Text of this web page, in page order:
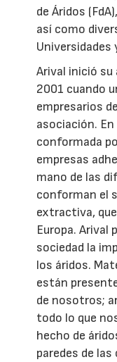
de Áridos
así como
Universidades
Arival inició su
2001 cuando
empresarios
asociación.
conformada
empresas
mano de las
conforman el
extractiva,
Europa. Arival
sociedad la
los áridos.
están
de nosotros;
todo lo que
hecho de
paredes de